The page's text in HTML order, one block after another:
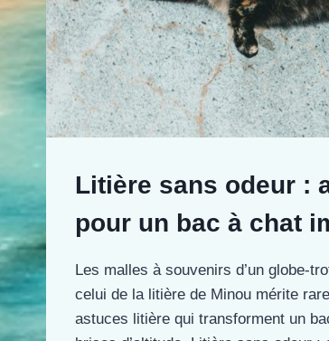
Litière sans odeur :
pour un bac à chat
Les malles à souvenirs d’un globe-
celui de la litière de Minou mérite
astuces litière qui transforment un